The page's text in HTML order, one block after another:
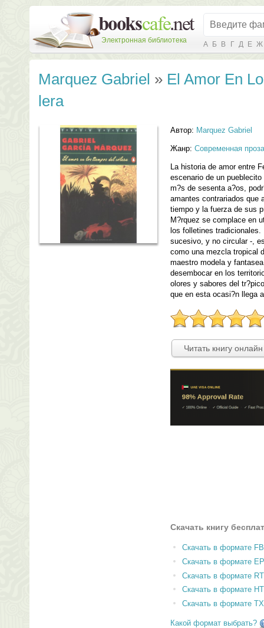
Электронная библиотека А Б В Г Д Е Ж
Marquez Gabriel » El Amor En
lera
Автор: Marquez Gabriel
Жанр: Современная проза
La historia de amor entre
escenario de un
m?s de sesenta a?os,
amantes contrariados que
tiempo y la fuerza de sus
M?rquez se complace en
los folletines
sucesivo, y no circular -,
como una mezcla tropical
maestro modela y
desembocar en los
olores y sabores del
que en esta ocasi?n llega
Читать книгу
Скачать книгу
Скачать в формате
Скачать в формате
Скачать в формате
Скачать в формате
Скачать в формате
Какой формат выбрать?